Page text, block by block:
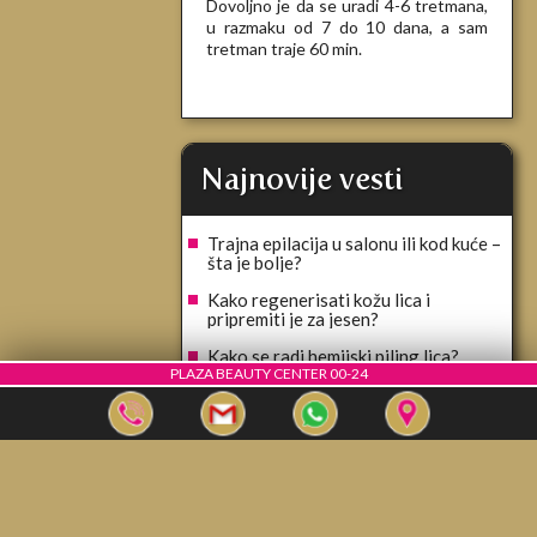
Dovoljno je da se uradi 4-6 tretmana,
u razmaku od 7 do 10 dana, a sam
tretman traje 60 min.
Najnovije vesti
Trajna epilacija u salonu ili kod kuće –
šta je bolje?
Kako regenerisati kožu lica i
pripremiti je za jesen?
Kako se radi hemijski piling lica?
Izlivanje noktiju ili nadogradnja - šta
je bolje?
PLAZA BEAUTY CENTER 00-24